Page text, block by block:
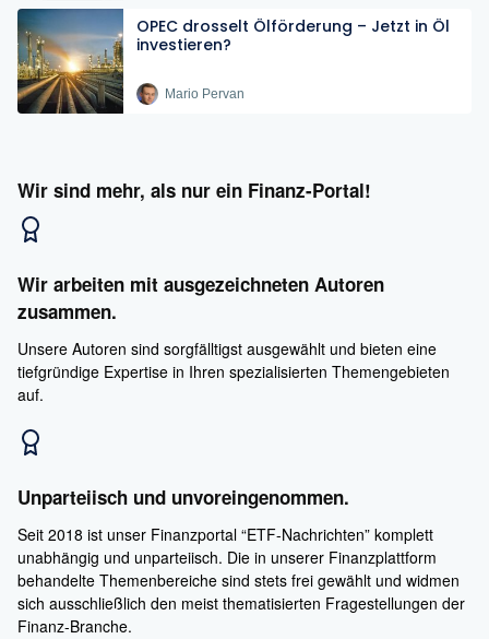
OPEC drosselt Ölförderung – Jetzt in Öl
investieren?
Mario Pervan
Wir sind mehr, als nur ein Finanz-Portal!
Wir arbeiten mit ausgezeichneten Autoren
zusammen.
Unsere Autoren sind sorgfälltigst ausgewählt und bieten eine
tiefgründige Expertise in Ihren spezialisierten Themengebieten
auf.
Unparteiisch und unvoreingenommen.
Seit 2018 ist unser Finanzportal “ETF-Nachrichten” komplett
unabhängig und unparteiisch. Die in unserer Finanzplattform
behandelte Themenbereiche sind stets frei gewählt und widmen
sich ausschließlich den meist thematisierten Fragestellungen der
Finanz-Branche.